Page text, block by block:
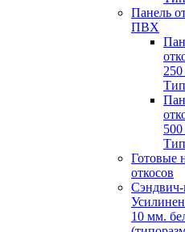
Панель
ПВХ
Готовые
откосов
Сэндвич-
10 мм.